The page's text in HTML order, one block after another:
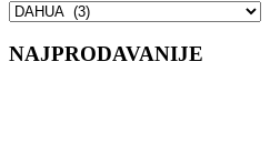
NAJPRODAVANIJE